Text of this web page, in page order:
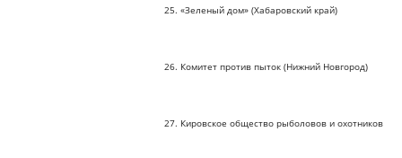
25. «Зеленый дом» (Хабаровский край)
26. Комитет против пыток (Нижний Новгород)
27. Кировское общество рыболовов и охотников